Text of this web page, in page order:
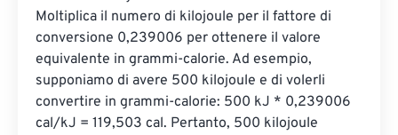
Moltiplica il numero di kilojoule per il fattore di
conversione 0,239006 per ottenere il valore
equivalente in grammi-calorie. Ad esempio,
supponiamo di avere 500 kilojoule e di volerli
convertire in grammi-calorie: 500 kJ * 0,239006
cal/kJ = 119,503 cal. Pertanto, 500 kilojoule